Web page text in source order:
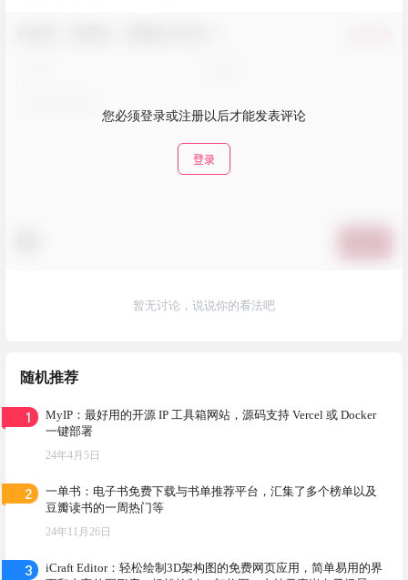
您必须登录或注册以后才能发表评论
登录
暂无讨论，说说你的看法吧
随机推荐
1
MyIP：最好用的开源 IP 工具箱网站，源码支持 Vercel 或 Docker
一键部署
24年4月5日
2
一单书：电子书免费下载与书单推荐平台，汇集了多个榜单以及
豆瓣读书的一周热门等
24年11月26日
3
iCraft Editor：轻松绘制3D架构图的免费网页应用，简单易用的界